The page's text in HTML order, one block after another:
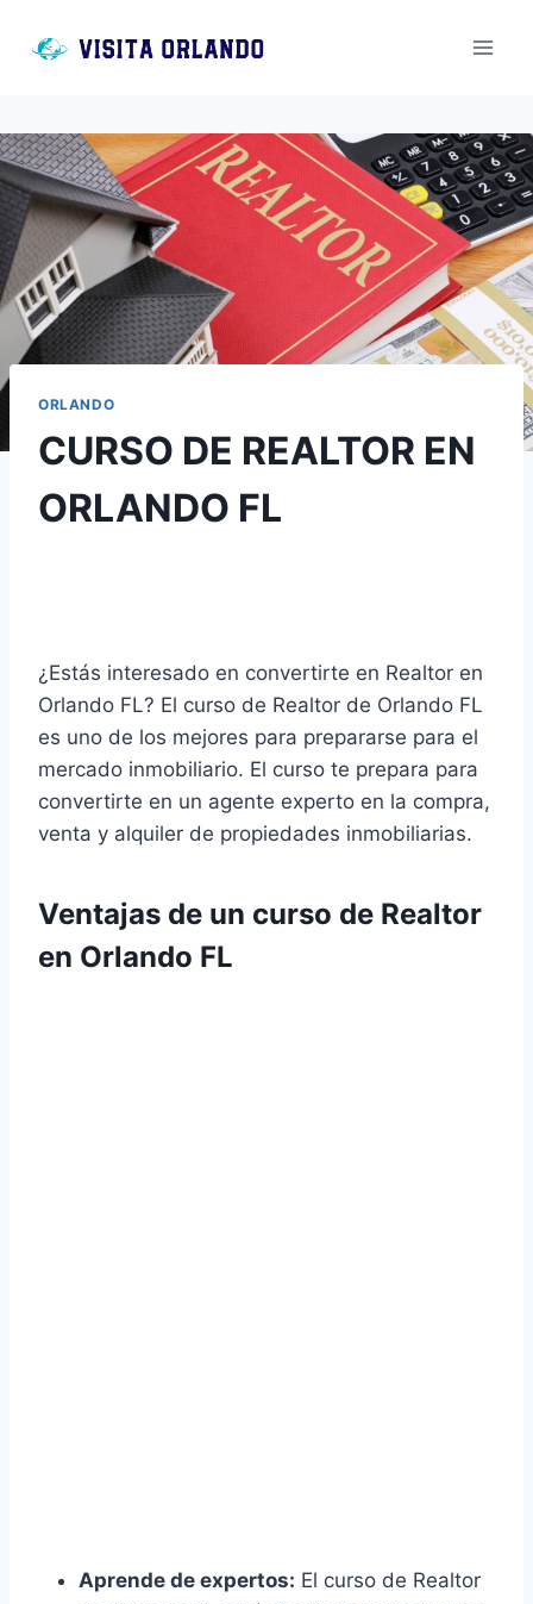
ORLANDO
CURSO DE REALTOR EN
ORLANDO FL
¿Estás interesado en convertirte en Realtor en
Orlando FL? El curso de Realtor de Orlando FL
es uno de los mejores para prepararse para el
mercado inmobiliario. El curso te prepara para
convertirte en un agente experto en la compra,
venta y alquiler de propiedades inmobiliarias.
Ventajas de un curso de Realtor
en Orlando FL
Aprende de expertos: El curso de Realtor